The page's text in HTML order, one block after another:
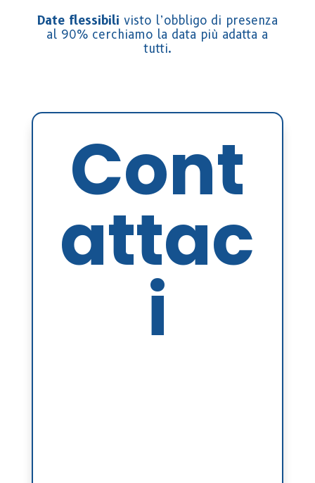
Date flessibili visto l’obbligo di presenza
al 90% cerchiamo la data più adatta a
tutti.
Cont
attac
i